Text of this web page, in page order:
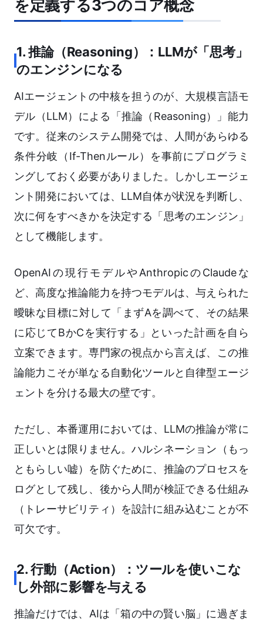
を定義する3つのコア概念
1. 推論（Reasoning）：LLMが「思考」
のエンジンになる
AIエージェントの中核を担うのが、大規模言語モ
デル（LLM）による「推論（Reasoning）」能力
です。従来のシステム開発では、人間があらゆる
条件分岐（If-Thenルール）を事前にプログラミ
ングしておく必要がありました。しかしエージェ
ント開発においては、LLM自体が状況を判断し、
次に何をすべきかを決定する「思考のエンジン」
として機能します。
OpenAIの現行モデルやAnthropicのClaudeな
ど、高度な推論能力を持つモデルは、与えられた
曖昧な目標に対して「まずAを調べて、その結果
に応じてBかCを実行する」といった計画を自ら
立案できます。専門家の視点から言えば、この推
論能力こそが単なる自動化ツールと自律型エージ
ェントを分ける最大の壁です。
ただし、本番運用においては、LLMの推論が常に
正しいとは限りません。ハルシネーション（もっ
ともらしい嘘）を防ぐために、推論のプロセスを
ログとして残し、後から人間が検証できる仕組み
（トレーサビリティ）を設計に組み込むことが不
可欠です。
2. 行動（Action）：ツールを使いこな
し外部に影響を与える
推論だけでは、AIは「箱の中の賢い脳」に過ぎま